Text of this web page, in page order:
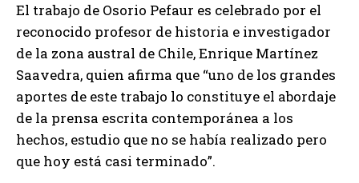
El trabajo de Osorio Pefaur es celebrado por el
reconocido profesor de historia e investigador
de la zona austral de Chile, Enrique Martínez
Saavedra, quien afirma que “uno de los grandes
aportes de este trabajo lo constituye el abordaje
de la prensa escrita contemporánea a los
hechos, estudio que no se había realizado pero
que hoy está casi terminado”.